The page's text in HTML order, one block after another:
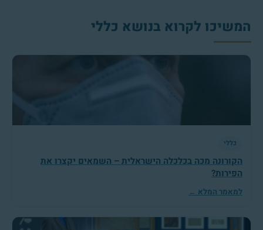
המשיכו לקרוא בנושא כללי
כללי
הקורונה מכה בכלכלה הישראלית – השמאים יקצרו את
הפירות?
למאמר המלא ←